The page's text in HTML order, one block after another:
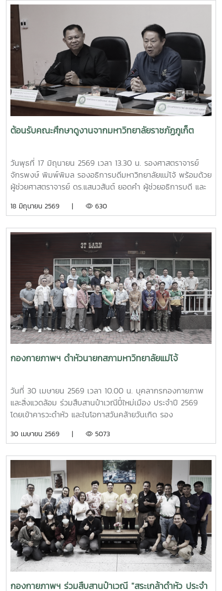
โอกาสนี้ ทีมงานจากงานสิ่งแวดล้อมและภัยพิบัติ กองกายภาพ
และสิ่งแวดล้อม ได้ร่วมสาธิตการทำปุ๋ยหมักใบไม้ในวงตาข่าย เพื่อ
เป็นแนวทางในการจัดการเศษวัสดุอินทรีย์ภายในครัวเรือนและ
ชุมชน โดยมีประชาชนชุมชนบ้านโปง และโรงเรียนในพื้นที่เข้าร่วม
เรียนรู้และฝึกปฏิบัติ ทั้งนี้ กิจกรรมดังกล่าวจัดขึ้นภายใต้
โครงการส่งเสริมการจัดการขยะอย่างถูกวิธีและถูกสุขลักษณะ
ของชุมชนบ้านโปง ประจำปี 2569 โดยบูรณาการให้ความรู้ร่วม
กับเทศบาลตำบลป่าไผ่ และนางนิตยา วิริยา แม่หลวงบ้านหม้อ หมู๋
12 ตำบลป่าไผ่ ร่วมถ่ายทอดองค์ความรู้ด้านการคัดแยกขยะ การ
จัดการขยะอินทรีย์ กองทุนออมบุญขยะบ้านหม้อ และการใช้
ประโยชน์จากวัสดุเหลือใช้ เพื่อส่งเสริมให้ประชาชนสามารถนำ
ความรู้ไปประยุกต์ใช้ในครัวเรือน ลดปริมาณขยะที่ต้องนำไปกำจัด
อย่างยั่งยืน กิจกรรมครั้งนี้จัดขึ้น ณ ศาลาอเนกประสงค์ หมู่ที่ 6
ตำบลป่าไผ่ อำเภอสันทราย จังหวัดเชียงใหม่ ได้รับความสนใจ
จากประชาชน ผู้นำชุมชน และสถานศึกษาในพื้นที่เข้าร่วมกิจกรรม
ขับเคลื่อนการจัดการขยะตั้งแต่ต้นทาง เพื่อมุ่งสู่ชุมชนที่สะอาด
ต้อนรับคณะศึกษาดูงานจากมหาวิทยาลัยราชภัฏภูเก็ต
วันพุธที่ 17 มิถุนายน 2569 เวลา 13.30 น. รองศาสตราจารย์
จักรพงษ์ พิมพ์พิมล รองอธิการบดีมหาวิทยาลัยแม่โจ้ พร้อมด้วย
ผู้ช่วยศาสตราจารย์ ดร.แสนวสันต์ ยอดคำ ผู้ช่วยอธิการบดี และ
แวดล้อม นำทีมหัวหน้างานในสังกัดร่วมให้การต้อนรับ ผู้ช่วย
ข้าราชการ พร้อมคณะศึกษาดูงานจากสภาคณาจารย์และ
ข้าราชการ มหาวิทยาลัยราชภัฏภูเก็ต ในการนี้ ทั้งสอง
มหาวิทยาลัยได้ร่วมแลกเปลี่ยนประสบการณ์ด้านการจัดสวัสดิการ
บุคลากร ตลอดจนแนวทางการพัฒนาและประยุกต์ใช้ให้เหมาะสม
กับบริบทของแต่ละสถาบัน โดยมีนายสุชาติ จันทร์แก้ว รักษาการ
ในตำแหน่งหัวหน้างานสวัสดิการ กองบริหารทรัพยากรบุคคล
เป็นผู้ให้ข้อมูลเกี่ยวกับการจัดสวัสดิการบุคลากรของมหาวิทยาลัย
แม่โจ้ นอกจากนี้ ผู้ช่วยศาสตราจารย์ ดร.มุจลินทร์ ผลจันทร์ ได้
บรรยายและให้ข้อมูลเกี่ยวกับการดำเนินงานด้านมหาวิทยาลัยสี
เขียว (Green University) ของมหาวิทยาลัยแม่โจ้ ณ ห้อง
ประชุมรวงผึ้ง ชั้น 5 อาคารสำนักงานมหาวิทยาลัย ภายหลังการ
ประชุม คณะศึกษาดูงานได้เยี่ยมชมบรรยากาศและพื้นที่โดยรอบ
แวดล้อมของมหาวิทยาลัยแม่โจ้
18 มิถุนายน 2569 | 630
กองกายภาพฯ ดำหัวนายกสภามหาวิทยาลัยแม่โจ้
วันที่ 30 เมษายน 2569 เวลา 10.00 น. บุคลากรกองกายภาพ
และสิ่งแวดล้อม ร่วมสืบสานป๋าเวณีปี๋ใหม่เมือง ประจำปี 2569
โดยเข้าคารวะดำหัว และในโอกาสวันคล้ายวันเกิด รอง
ณ บ้านเอื้องไพลิน
30 เมษายน 2569 | 5073
กองกายภาพฯ ร่วมสืบสานป๋าเวณี "สระเกล้าดำหัว ประจำ